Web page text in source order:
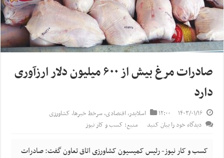
صادرات مرغ بیش از ۶۰۰ میلیون دلار ارزآوری
دارد
۱۴۰۳/۰۱/۱۶ ۱۲:۰۰ اسلایدر,اقتصادی,سرخط خبرها, کشاورزی
دیدگاه خود را بیان کنید
منبع: کسب و کار نیوز
کسب و کار نیوز- رئیس کمیسیون کشاورزی اتاق تعاون گفت: صادرات